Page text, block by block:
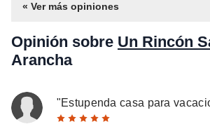
« Ver más opiniones
Opinión sobre Un Rincón
Arancha
"Estupenda casa para